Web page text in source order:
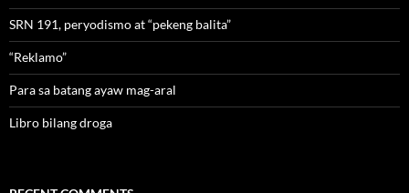
SRN 191, peryodismo at “pekeng balita”
“Reklamo”
Para sa batang ayaw mag-aral
Libro bilang droga